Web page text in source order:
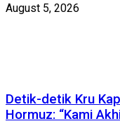
August 5, 2026
Detik-detik Kru
Hormuz: “Kami